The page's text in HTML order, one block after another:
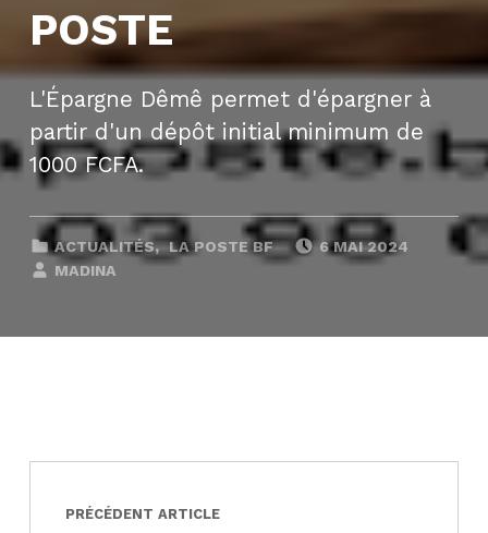
POSTE
L'Épargne Dêmê permet d'épargner à
partir d'un dépôt initial minimum de
1000 FCFA.
CLASSÉ DANS :ACTUALITÉS, LA POSTE BF POSTÉ SUR :
6 MAI 2024
ÉCRIT PAR :
MADINA
Skip back to main navigation
Navigation de l’article
PRÉCÉDENT ARTICLE